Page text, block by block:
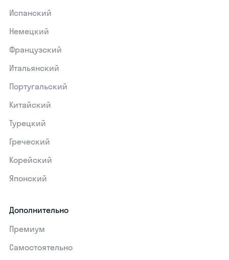
Испанский
Немецкий
Французский
Итальянский
Португальский
Китайский
Турецкий
Греческий
Корейский
Японский
Дополнительно
Премиум
Самостоятельно